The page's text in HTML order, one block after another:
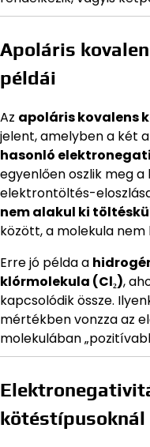
Apoláris
példái
Az apoláris kovalens
jelent, amelyben a két
hasonló
egyenlően oszlik meg
elektrontöltés-
nem alakul ki
között, a molekula nem
Erre jó példa a
klórmolekula (Cl₂),
kapcsolódik össze.
mértékben vonzza az
molekulában
kötéstípusoknál